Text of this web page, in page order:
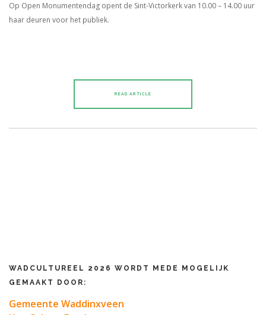
Op Open Monumentendag opent de Sint-Victorkerk van 10.00 – 14.00 uur
haar deuren voor het publiek.
READ ARTICLE
WADCULTUREEL 2026 WORDT MEDE MOGELIJK
GEMAAKT DOOR:
Gemeente Waddinxveen